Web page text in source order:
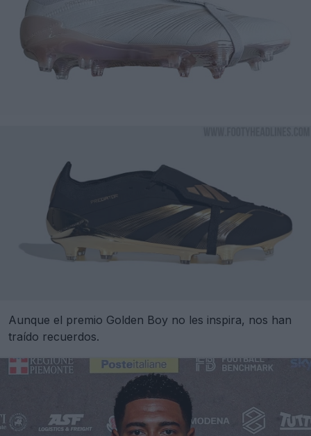
Aunque el premio Golden Boy no les inspira, nos han
traído recuerdos.